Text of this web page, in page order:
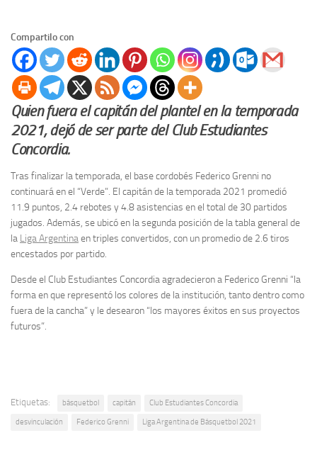
Compartilo con
Quien fuera el capitán del plantel en la temporada
2021, dejó de ser parte del Club Estudiantes
Concordia.
Tras finalizar la temporada, el base cordobés Federico Grenni no
continuará en el “Verde”. El capitán de la temporada 2021 promedió
11.9 puntos, 2.4 rebotes y 4.8 asistencias en el total de 30 partidos
jugados. Además, se ubicó en la segunda posición de la tabla general de
la Liga Argentinaen triples convertidos, con un promedio de 2.6 tiros
encestados por partido.
Desde el Club Estudiantes Concordia agradecieron a Federico Grenni “la
forma en que representó los colores de la institución, tanto dentro como
fuera de la cancha” y le desearon “los mayores éxitos en sus proyectos
futuros”.
Etiquetas: básquetbol capitán Club Estudiantes Concordia
desvinculación Federico Grenni Liga Argentina de Básquetbol 2021